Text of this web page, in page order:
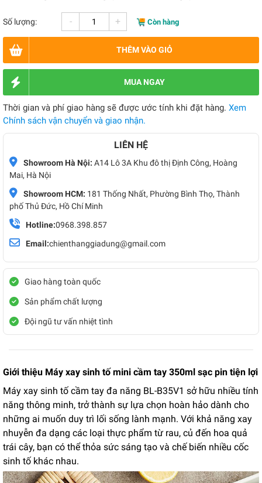
Số lượng: - + Còn hàng
THÊM VÀO GIỎ
MUA NGAY
Thời gian và phí giao hàng sẽ được ước tính khi đặt hàng. Xem
Chính sách vận chuyển và giao nhận.
LIÊN HỆ
Showroom Hà Nội: A14 Lô 3A Khu đô thị Định Công, Hoàng
Mai, Hà Nội
Showroom HCM: 181 Thống Nhất, Phường Bình Thọ, Thành
phố Thủ Đức, Hồ Chí Minh
Hotline:0968.398.857
Email:chienthanggiadung@gmail.com
Giao hàng toàn quốc
Sản phẩm chất lượng
Đội ngũ tư vấn nhiệt tình
Giới thiệu Máy xay sinh tố mini cầm tay 350ml sạc pin tiện lợi
Máy xay sinh tố cầm tay đa năng BL-B35V1 sở hữu nhiều tính
năng thông minh, trở thành sự lựa chọn hoàn hảo dành cho
những ai muốn duy trì lối sống lành mạnh. Với khả năng xay
nhuyễn đa dạng các loại thực phẩm từ rau, củ đến hoa quả
trái cây, bạn có thể thỏa sức sáng tạo và chế biến nhiều cốc
sinh tố khác nhau.